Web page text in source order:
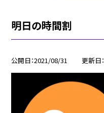
明日の時間割
公開日 2021/08/31 更新日